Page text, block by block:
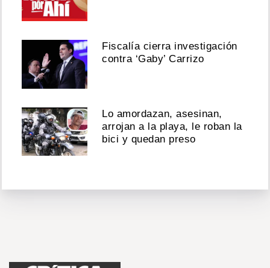
Fiscalía cierra investigación
contra ‘Gaby’ Carrizo
Lo amordazan, asesinan,
arrojan a la playa, le roban la
bici y quedan preso